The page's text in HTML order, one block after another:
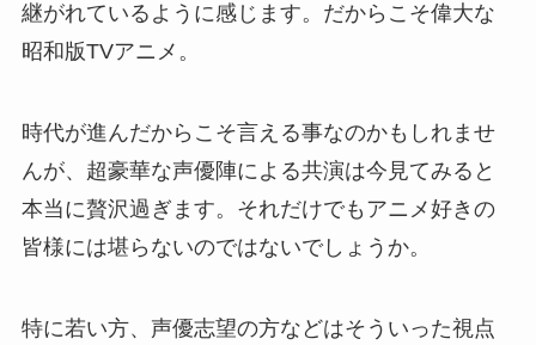
継がれているように感じます。だからこそ偉大な
昭和版TVアニメ。
時代が進んだからこそ言える事なのかもしれませ
んが、超豪華な声優陣による共演は今見てみると
本当に贅沢過ぎます。それだけでもアニメ好きの
皆様には堪らないのではないでしょうか。
特に若い方、声優志望の方などはそういった視点